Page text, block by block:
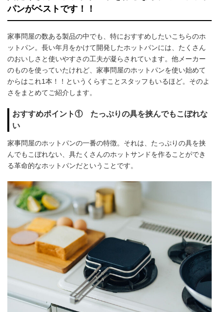
パンがベストです！！
家事問屋の数ある製品の中でも、特におすすめしたいこちらのホ
ットパン。長い年月をかけて開発したホットパンには、たくさん
のおいしさと使いやすさの工夫が凝らされています。他メーカー
のものを使っていたけれど、家事問屋のホットパンを使い始めて
からはこれ1本！！というくらすことスタッフもいるほど。そのよ
さをまとめてご紹介します。
おすすめポイント① たっぷりの具を挟んでもこぼれな
い
家事問屋のホットパンの一番の特徴。それは、たっぷりの具を挟
んでもこぼれない、具たくさんのホットサンドを作ることができ
る革命的なホットパンだということです。